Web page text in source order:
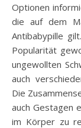
Optionen
die auf dem
Antibabypille
Popularität
ungewollten
auch
Die
auch Gestagen
im Körper zu